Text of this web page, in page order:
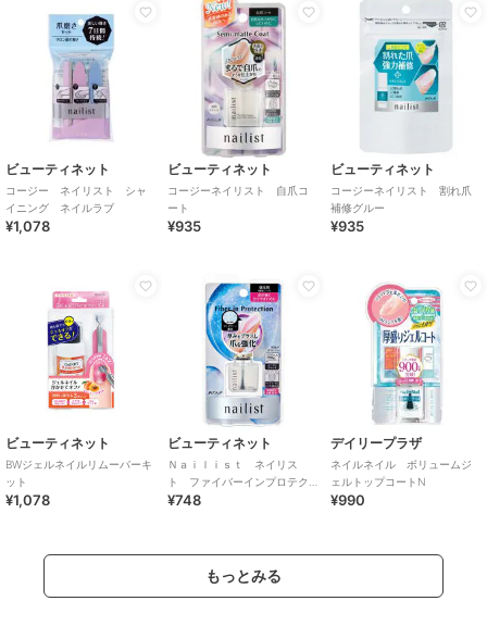
ビューティネット
コージー ネイリスト シャ
イニング ネイルラブ
¥1,078
ビューティネット
コージーネイリスト 自爪コ
ート
¥935
ビューティネット
コージーネイリスト 割れ爪
補修グルー
¥935
ビューティネット
BWジェルネイルリムーバーキ
ット
¥1,078
ビューティネット
Ｎａｉｌｉｓｔ ネイリス
ト ファイバーインプロテク
ション
¥748
デイリープラザ
ネイルネイル ボリュームジ
ェルトップコートN
¥990
もっとみる